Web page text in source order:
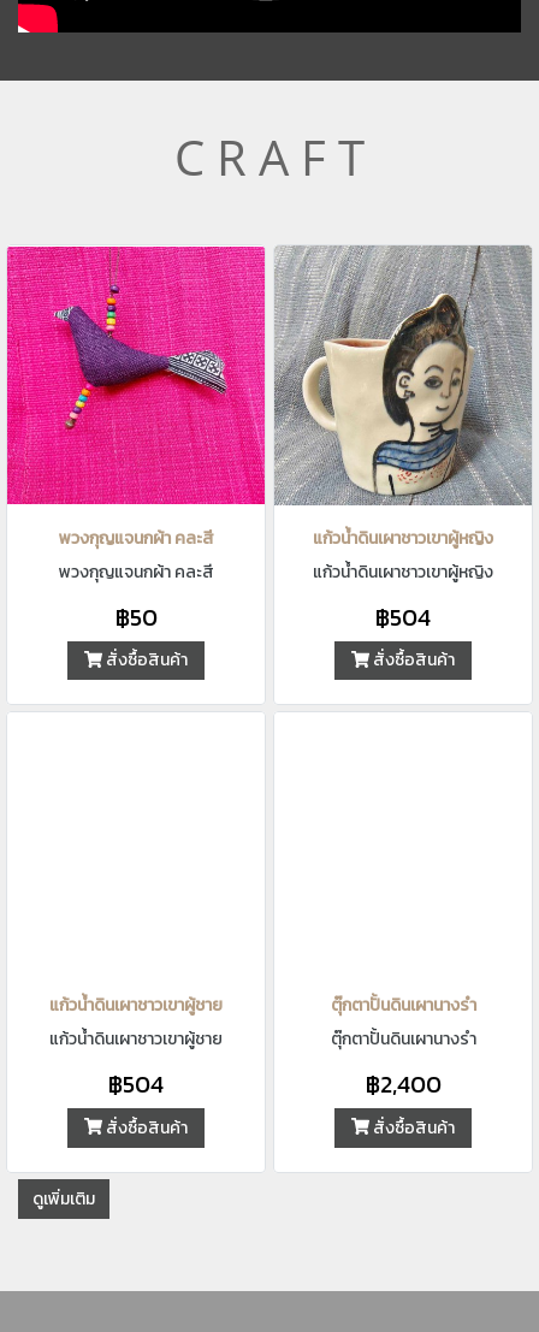
C R A F T
พวงกุญแจนกผ้า คละสี
พวงกุญแจนกผ้า คละสี
฿50
สั่งซื้อสินค้า
แก้วน้ำดินเผาชาวเขาผู้หญิง
แก้วน้ำดินเผาชาวเขาผู้หญิง
฿504
สั่งซื้อสินค้า
แก้วน้ำดินเผาชาวเขาผู้ชาย
แก้วน้ำดินเผาชาวเขาผู้ชาย
฿504
สั่งซื้อสินค้า
ตุ๊กตาปั้นดินเผานางรำ
ตุ๊กตาปั้นดินเผานางรำ
฿2,400
สั่งซื้อสินค้า
ดูเพิ่มเติม